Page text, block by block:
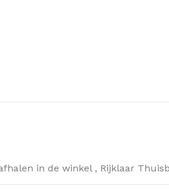
in de winkel , Rijklaar